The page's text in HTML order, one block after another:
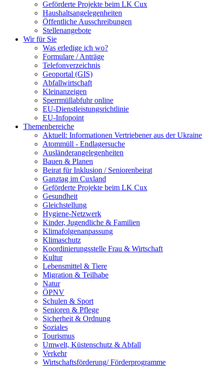
Geförderte Projekte beim LK Cux
Haushaltsangelegenheiten
Öffentliche Ausschreibungen
Stellenangebote
Wir für Sie
Was erledige ich wo?
Formulare / Anträge
Telefonverzeichnis
Geoportal (GIS)
Abfallwirtschaft
Kleinanzeigen
Sperrmüllabfuhr online
EU-Dienstleistungsrichtlinie
EU-Infopoint
Themenbereiche
Aktuell: Informationen Vertriebener aus der Ukraine
Atommüll - Endlagersuche
Ausländerangelegenheiten
Bauen & Planen
Beirat für Inklusion / Seniorenbeirat
Ganztag im Cuxland
Geförderte Projekte beim LK Cux
Gesundheit
Gleichstellung
Hygiene-Netzwerk
Kinder, Jugendliche & Familien
Klimafolgenanpassung
Klimaschutz
Koordinierungsstelle Frau & Wirtschaft
Kultur
Lebensmittel & Tiere
Migration & Teilhabe
Natur
ÖPNV
Schulen & Sport
Senioren & Pflege
Sicherheit & Ordnung
Soziales
Tourismus
Umwelt, Küstenschutz & Abfall
Verkehr
Wirtschaftsförderung/ Förderprogramme